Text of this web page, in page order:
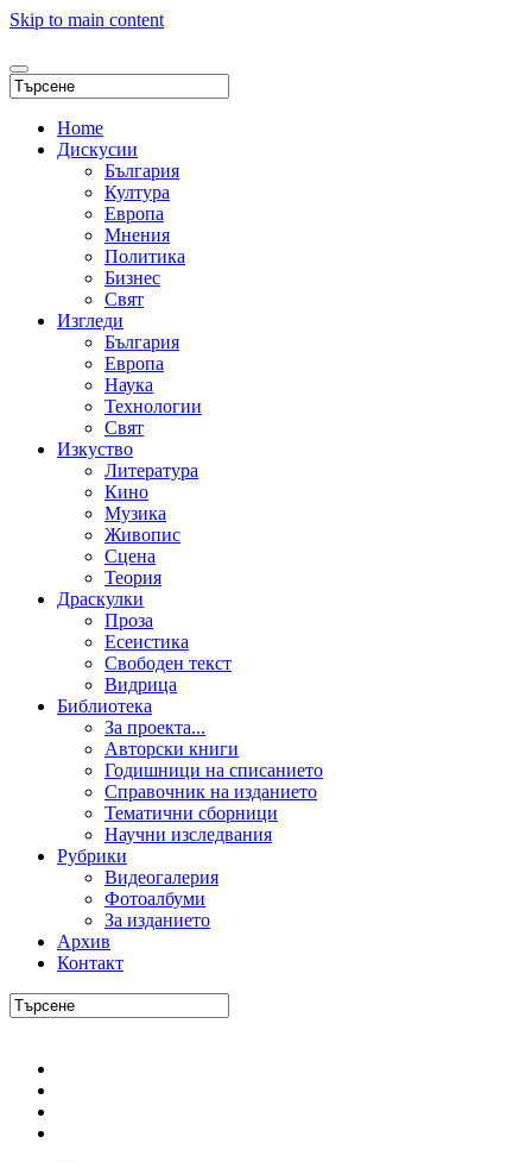
Skip to main content
Home
Дискусии
България
Култура
Европа
Мнения
Политика
Бизнес
Свят
Изгледи
България
Европа
Наука
Технологии
Свят
Изкуство
Литература
Кино
Музика
Живопис
Сцена
Теория
Драскулки
Проза
Есеистика
Свободен текст
Видрица
Библиотека
За проекта...
Авторски книги
Годишници на списанието
Справочник на изданието
Тематични сборници
Научни изследвания
Рубрики
Видеогалерия
Фотоалбуми
За изданието
Архив
Контакт